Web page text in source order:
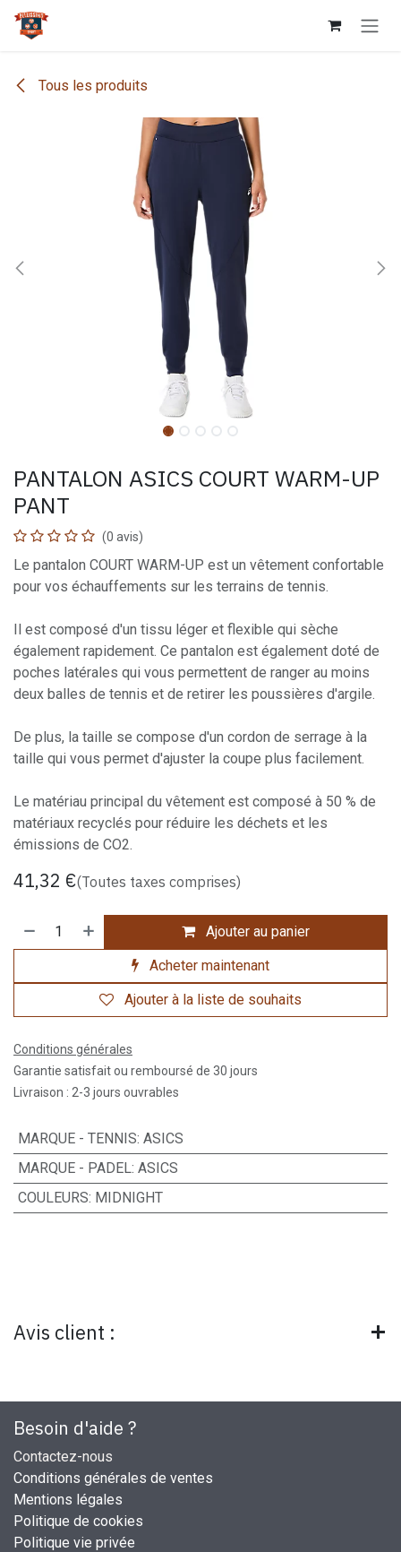
Se rendre au contenu
Tous les produits
PANTALON ASICS COURT WARM-UP
PANT
(0 avis)
Le pantalon COURT WARM-UP est un vêtement confortable
pour vos échauffements sur les terrains de tennis.
Il est composé d'un tissu léger et flexible qui sèche
également rapidement. Ce pantalon est également doté de
poches latérales qui vous permettent de ranger au moins
deux balles de tennis et de retirer les poussières d'argile.
De plus, la taille se compose d'un cordon de serrage à la
taille qui vous permet d'ajuster la coupe plus facilement.
Le matériau principal du vêtement est composé à 50 % de
matériaux recyclés pour réduire les déchets et les
émissions de CO2.
41,32 €(Toutes taxes comprises)
Ajouter au panier
Acheter maintenant
Ajouter à la liste de souhaits
Conditions générales
Garantie satisfait ou remboursé de 30 jours
Livraison : 2-3 jours ouvrables
MARQUE - TENNIS: ASICS
MARQUE - PADEL: ASICS
COULEURS: MIDNIGHT
Avis client :
Besoin d'aide ?
Contactez-nous
Conditions générales de ventes
Mentions légales
Politique de cookies
Politique vie privée